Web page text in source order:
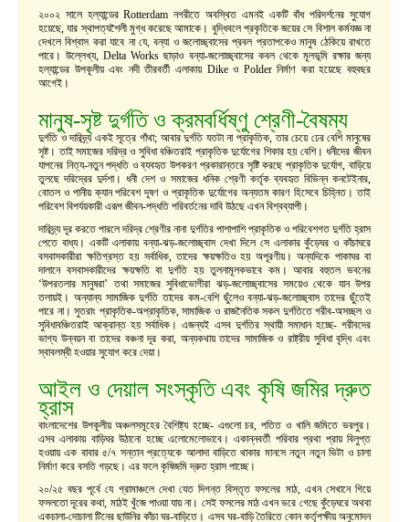
২০০২ সালে হল্যান্ডের Rotterdam নগরীতে অবস্থিত এমনই একটি বাঁধ পরিদর্শনের সুযোগ
হয়েছে, যার স্থাপত্যশৈলী মুগ্ধ করেছে আমাকে। বুদ্ধিবলে প্রকৃতিকে জয়ের সে বিশাল কর্মযজ্ঞ না
দেখলে বিশ্বাস করা যাবে না যে, বন্যা ও জলোচ্ছ্বাসের প্রবল প্রতাপকেও মানুষ ঠেকিয়ে রাখতে
পারে। উল্লেখ্য, Delta Works ছাড়াও বন্যা-জলোচ্ছ্বাসের কবল থেকে মূলভূমি রক্ষার জন্য
হল্যান্ডের উপকূলীয় এবং নদী তীরবর্তী এলাকায় Dike ও Polder নির্মাণ করা হয়েছে বহুবছর
আগেই।
মানুষ-সৃষ্ট দুর্গতি ও ক্রমবর্ধিষ্ণু শ্রেণী-বৈষম্য
দুর্গতি ও দারিদ্র্য একই সূত্রে গাঁথা; আবার দুর্গতি যতটা না প্রাকৃতিক, তার চেয়ে ঢের বেশি মানুষের
সৃষ্ট। তাই সমাজের দরিদ্র ও সুবিধা বঞ্চিতরাই প্রাকৃতিক দুর্যোগের শিকার হয় বেশি। ধনীদের জীবন
যাপনের নিত্য-নতুন পদ্ধতি ও ব্যবহৃত উপকরণ প্রকারান্তরে সৃষ্টি করছে প্রাকৃতিক দুর্যোগ, বাড়িয়ে
তুলছে দরিদ্রের দুর্দশা। ধনী দেশ ও সমাজের ধনিক শ্রেণী কর্তৃক ব্যবহৃত বিভিন্ন কনটেইনার,
বোতল ও পানীয় ক্যান পরিবেশ দূষণ ও প্রাকৃতিক দুর্যোগের অন্যতম কারণ হিসেবে চিহ্নিত। তাই
পরিবেশ বিপর্যয়কারী এরূপ জীবন-পদ্ধতি পরিবর্তনের দাবি উঠছে এখন বিশ্বব্যাপী।
দারিদ্র্য দূর করতে পারলে দরিদ্র শ্রেণীর নানা দুর্গতির পাশাপাশি প্রাকৃতিক ও পরিবেশগত দুর্গতি হ্রাস
পেতে বাধ্য। একটি এলাকায় বন্যা-ঝড়-জলোচ্ছ্বাস দেখা দিলে সে এলাকার কুঁড়েঘর ও কাঁচাঘরে
বসবাসকারীরা ক্ষতিগ্রস্ত হয় সর্বাধিক, তাদের ক্ষয়ক্ষতিও হয় অপূরণীয়। অন্যদিকে পাকাঘর বা
দালানে বসবাসকারীদের ক্ষয়ক্ষতি বা দুর্গতি হয় তুলনামূলকভাবে কম। আবার বহুতল ভবনের
‘উপরতলার মানুষরা’ তথা সমাজের সুবিধাভোগীরা ঝড়-জলোচ্ছ্বাসের সময়েও থেকে যান উপর
তলায়ই। অন্যান্য সামাজিক দুর্গতি তাদের কম-বেশি ছুঁলেও বন্যা-ঝড়-জলোচ্ছ্বাস তাদের ছুঁতেই
পারে না। সুতরাং প্রাকৃতিক-অপ্রাকৃতিক, সামাজিক ও রাজনৈতিক সকল দুর্গতিতে গরীব-অসচ্ছল ও
সুবিধাবঞ্চিতরাই আক্রান্ত হয় সর্বাধিক। এজন্যই এসব দুর্গতির স্থায়ী সমাধান হচ্ছে- গরীবদের
ভাগ্য উন্নয়ন বা তাদের বঞ্চনা দূর করা, অন্যকথায় তাদের সামাজিক ও রাষ্ট্রীয় সুবিধা বৃদ্ধি এবং
স্বাবলম্বী হওয়ার সুযোগ করে দেয়া।
আইল ও দেয়াল সংস্কৃতি এবং কৃষি জমির দ্রুত
হ্রাস
বাংলাদেশের উপকূলীয় অঞ্চলসমূহের বৈশিষ্ট্য হচ্ছে- এগুলো চর, পতিত ও খালি জমিতে ভরপুর।
এসব এলাকায় বাড়িঘর উঠানো হচ্ছে এলোমেলোভাবে। একান্নবর্তী পরিবার প্রথা প্রায় বিলুপ্ত
হওয়ায় এক বাবার ৫/৭ সন্তান প্রত্যেকে আলাদা বাড়িতে থাকার মানসে নতুন নতুন ভিটা ও চালা
নির্মাণ করে বসতি গড়ছে। এর ফলে কৃষিজমি দ্রুত হ্রাস পাচ্ছে।
২০/২৫ বছর পূর্বে যে গ্রামাঞ্চলে দেখা যেত দিগন্ত বিস্তৃত ফসলের মাঠ, এখন সেখানে গিয়ে
ফসলতো দূরের কথা, মাঠই খুঁজে পাওয়া যায় না। সেই ফসলের মাঠ এখন ভরে গেছে কুঁড়েঘরে অথবা
একচালা-দোচালা টিনের ছাউনির কাঁচা ঘর-বাড়িতে। এসব ঘর-বাড়ি তৈরিতে কোন কর্তৃপক্ষীয় অনুমোদন